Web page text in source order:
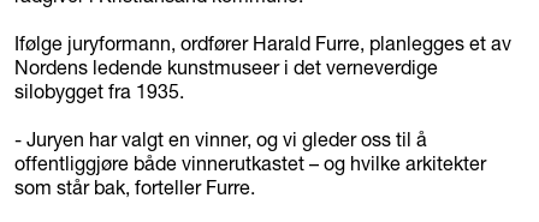
Ifølge juryformann, ordfører Harald Furre, planlegges et av
Nordens ledende kunstmuseer i det verneverdige
silobygget fra 1935.
- Juryen har valgt en vinner, og vi gleder oss til å
offentliggjøre både vinnerutkastet – og hvilke arkitekter
som står bak, forteller Furre.